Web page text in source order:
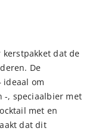
kerstpakket dat de
De
ideaal om
-, speciaalbier met
met en
dat dit